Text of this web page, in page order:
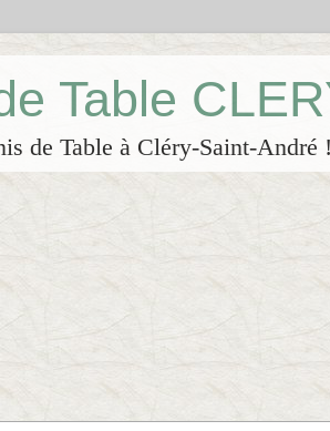
Table
de Table à Cléry-Saint-André !